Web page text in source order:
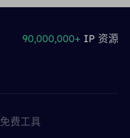
90,000,000+ IP 资源
免费工具